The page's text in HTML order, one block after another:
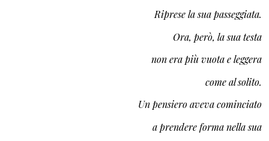
Riprese la sua passeggiata.
Ora, però, la sua testa
non era più vuota e leggera
come al solito.
Un pensiero aveva cominciato
a prendere forma nella sua